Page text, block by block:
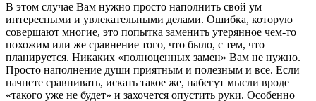
В этом случае Вам нужно просто наполнить свой ум
интересными и увлекательными делами. Ошибка, которую
совершают многие, это попытка заменить утерянное чем-то
похожим или же сравнение того, что было, с тем, что
планируется. Никаких «полноценных замен» Вам не нужно.
Просто наполнение души приятным и полезным и все. Если
начнете сравнивать, искать такое же, набегут мысли вроде
«такого уже не будет» и захочется опустить руки. Особенно